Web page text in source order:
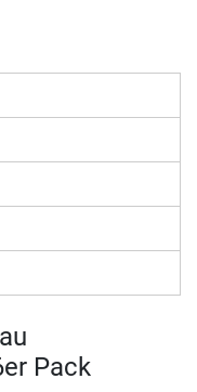
Pack